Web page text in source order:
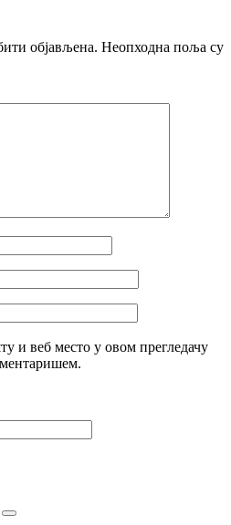
објављена. Неопходна поља су
и веб место у овом прегледачу